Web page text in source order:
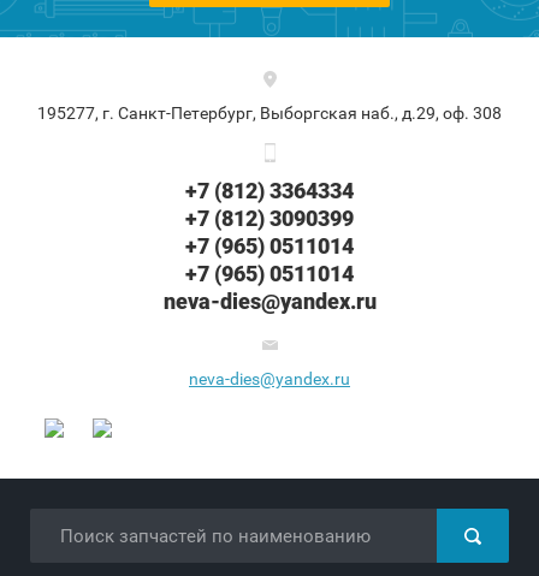
195277, г. Санкт-Петербург, Выборгская наб., д.29, оф. 308
+7 (812) 3364334
+7 (812) 3090399
+7 (965) 0511014
+7 (965) 0511014
neva-dies@yandex.ru
neva-dies@yandex.ru